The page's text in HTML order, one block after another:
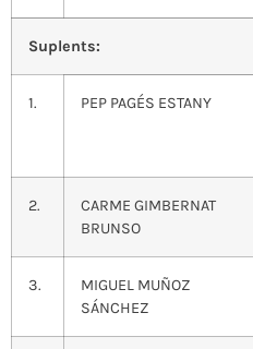
Suplents:
1. PEP PAGÉS ESTANY
2.
CARME GIMBERNAT
BRUNSO
3.
MIGUEL MUÑOZ
SÁNCHEZ